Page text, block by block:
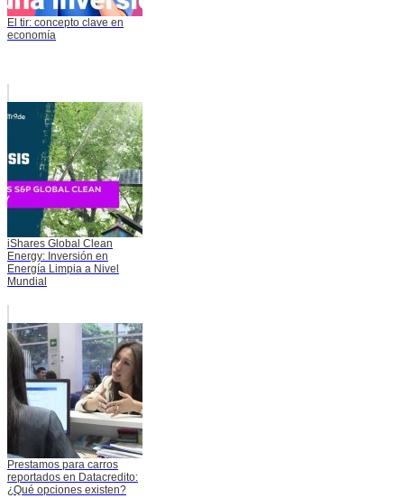
El tir: concepto clave en
economía
iShares Global Clean
Energy: Inversión en
Energía Limpia a Nivel
Mundial
Prestamos para carros
reportados en Datacredito:
¿Qué opciones existen?